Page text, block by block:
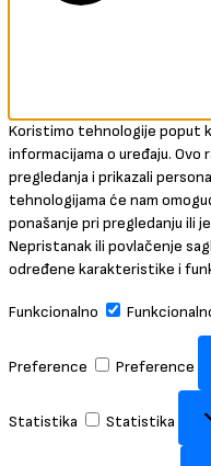
Koristimo tehnologije poput
informacijama o uređaju. Ovo
pregledanja i prikazali
tehnologijama će nam
ponašanje pri pregledanju ili
Nepristanak ili povlačenje
određene karakteristike i
Funkcionalno
Preference Preference
Statistika Statistika